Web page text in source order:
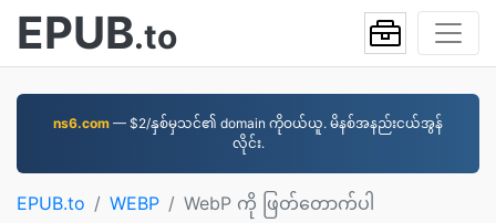
EPUB.to
ns6.com — $2/နှစ်မှသင်၏ domain ကိုဝယ်ယူ. မိနစ်အနည်းငယ်အွန်
လိုင်း.
EPUB.to WEBP WebP ကို ဖြတ်တောက်ပါ